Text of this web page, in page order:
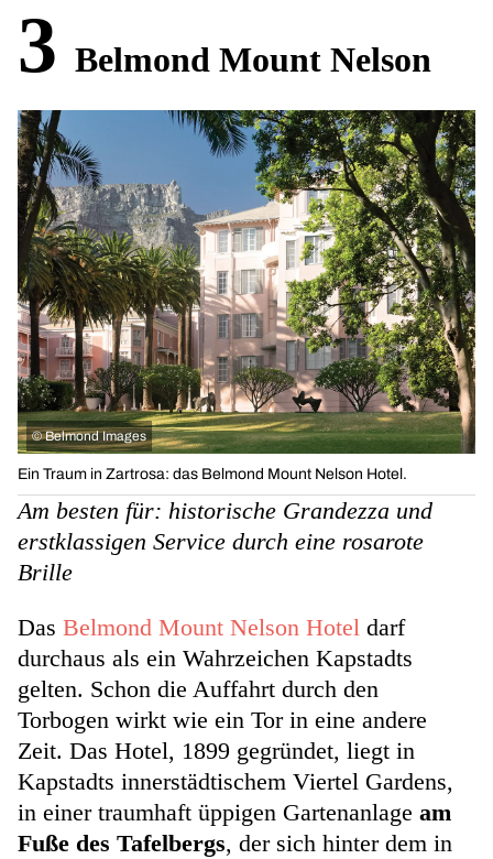
3 Belmond Mount Nelson
© Belmond Images
Ein Traum in Zartrosa: das Belmond Mount Nelson Hotel.
Am besten für: historische Grandezza und
erstklassigen Service durch eine rosarote
Brille
Das Belmond Mount Nelson Hotel darf
durchaus als ein Wahrzeichen Kapstadts
gelten. Schon die Auffahrt durch den
Torbogen wirkt wie ein Tor in eine andere
Zeit. Das Hotel, 1899 gegründet, liegt in
Kapstadts innerstädtischem Viertel Gardens,
in einer traumhaft üppigen Gartenanlage am
Fuße des Tafelbergs, der sich hinter dem in